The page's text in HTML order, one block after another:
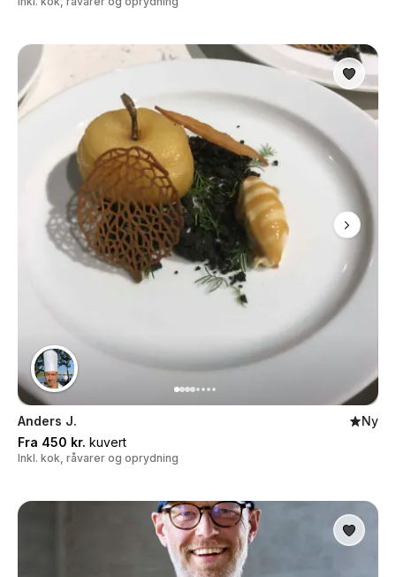
Anders J.
Ny
Fra 450 kr. kuvert
Inkl. kok, råvarer og oprydning